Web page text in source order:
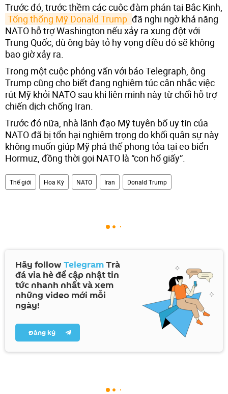
Trước đó, trước thềm các cuộc đàm phán tại Bắc Kinh,
Tổng thống Mỹ Donald Trump đã nghi ngờ khả năng
NATO hỗ trợ Washington nếu xảy ra xung đột với
Trung Quốc, dù ông bày tỏ hy vọng điều đó sẽ không
bao giờ xảy ra.
Trong một cuộc phỏng vấn với báo Telegraph, ông
Trump cũng cho biết đang nghiêm túc cân nhắc việc
rút Mỹ khỏi NATO sau khi liên minh này từ chối hỗ trợ
chiến dịch chống Iran.
Trước đó nữa, nhà lãnh đạo Mỹ tuyên bố uy tín của
NATO đã bị tổn hại nghiêm trọng do khối quân sự này
không muốn giúp Mỹ phá thế phong tỏa tại eo biển
Hormuz, đồng thời gọi NATO là “con hổ giấy”.
Thế giới Hoa Kỳ NATO Iran Donald Trump
Hãy follow TelegramTrà
đá vỉa hè để cập nhật tin
tức nhanh nhất và xem
những video mới mỗi
ngày!
Đăng ký